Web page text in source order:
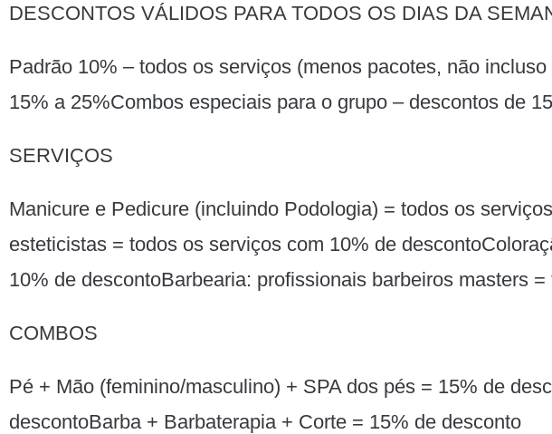
DESCONTOS VÁLIDOS PARA TODOS OS DIAS DA
Padrão 10% – todos os serviços (menos pacotes, não
15% a 25%Combos especiais para o grupo – descontos de
SERVIÇOS
Manicure e Pedicure (incluindo Podologia) = todos os
esteticistas = todos os serviços com 10% de
10% de descontoBarbearia: profissionais barbeiros masters
COMBOS
Pé + Mão (feminino/masculino) + SPA dos pés = 15% de
descontoBarba + Barbaterapia + Corte = 15% de desconto